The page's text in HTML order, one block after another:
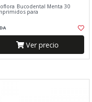
Bucodental Menta 30
para
Ver precio